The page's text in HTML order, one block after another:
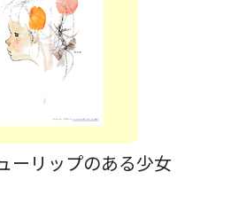
ーリップのある少女